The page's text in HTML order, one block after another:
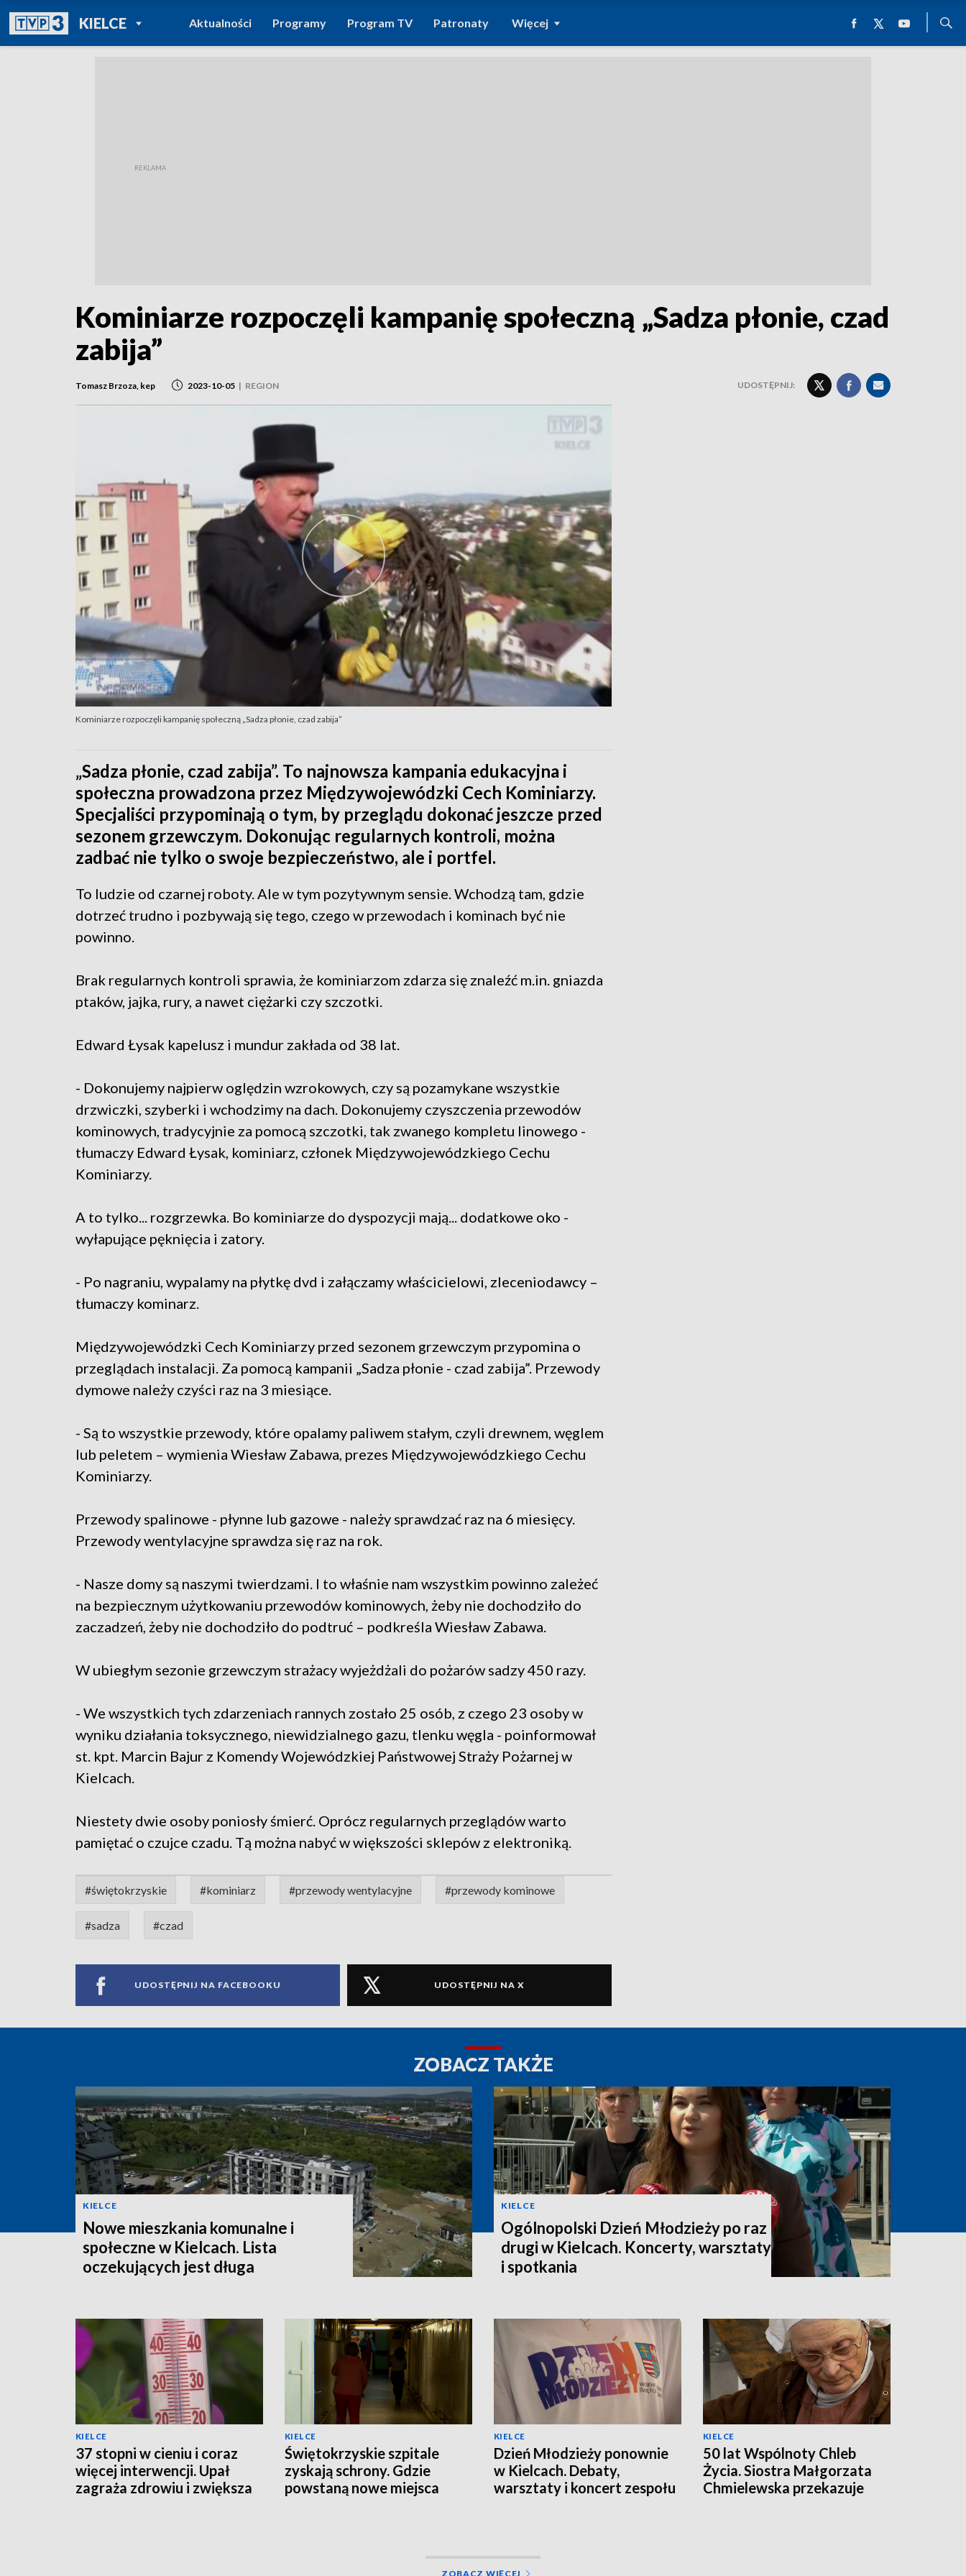
KIELCEPOWRÓT DO
TVP REGIONY
Aktualności Programy Program TV Patronaty Więcej
Kominiarze rozpoczęli kampanię społeczną „Sadza płonie, czad
zabija”
Tomasz Brzoza, kep 2023-10-05 | REGION UDOSTĘPNIJ:
Kominiarze rozpoczęli kampanię społeczną „Sadza płonie, czad zabija”
„Sadza płonie, czad zabija”. To najnowsza kampania edukacyjna i
społeczna prowadzona przez Międzywojewódzki Cech Kominiarzy.
Specjaliści przypominają o tym, by przeglądu dokonać jeszcze przed
sezonem grzewczym. Dokonując regularnych kontroli, można
zadbać nie tylko o swoje bezpieczeństwo, ale i portfel.
To ludzie od czarnej roboty. Ale w tym pozytywnym sensie. Wchodzą tam, gdzie
dotrzeć trudno i pozbywają się tego, czego w przewodach i kominach być nie
powinno.
Brak regularnych kontroli sprawia, że kominiarzom zdarza się znaleźć m.in. gniazda
ptaków, jajka, rury, a nawet ciężarki czy szczotki.
Edward Łysak kapelusz i mundur zakłada od 38 lat.
- Dokonujemy najpierw oględzin wzrokowych, czy są pozamykane wszystkie
drzwiczki, szyberki i wchodzimy na dach. Dokonujemy czyszczenia przewodów
kominowych, tradycyjnie za pomocą szczotki, tak zwanego kompletu linowego -
tłumaczy Edward Łysak, kominiarz, członek Międzywojewódzkiego Cechu
Kominiarzy.
A to tylko... rozgrzewka. Bo kominiarze do dyspozycji mają... dodatkowe oko -
wyłapujące pęknięcia i zatory.
- Po nagraniu, wypalamy na płytkę dvd i załączamy właścicielowi, zleceniodawcy –
tłumaczy kominarz.
Międzywojewódzki Cech Kominiarzy przed sezonem grzewczym przypomina o
przeglądach instalacji. Za pomocą kampanii „Sadza płonie - czad zabija”. Przewody
dymowe należy czyści raz na 3 miesiące.
- Są to wszystkie przewody, które opalamy paliwem stałym, czyli drewnem, węglem
lub peletem – wymienia Wiesław Zabawa, prezes Międzywojewódzkiego Cechu
Kominiarzy.
Przewody spalinowe - płynne lub gazowe - należy sprawdzać raz na 6 miesięcy.
Przewody wentylacyjne sprawdza się raz na rok.
- Nasze domy są naszymi twierdzami. I to właśnie nam wszystkim powinno zależeć
na bezpiecznym użytkowaniu przewodów kominowych, żeby nie dochodziło do
zaczadzeń, żeby nie dochodziło do podtruć – podkreśla Wiesław Zabawa.
W ubiegłym sezonie grzewczym strażacy wyjeżdżali do pożarów sadzy 450 razy.
- We wszystkich tych zdarzeniach rannych zostało 25 osób, z czego 23 osoby w
wyniku działania toksycznego, niewidzialnego gazu, tlenku węgla - poinformował
st. kpt. Marcin Bajur z Komendy Wojewódzkiej Państwowej Straży Pożarnej w
Kielcach.
Niestety dwie osoby poniosły śmierć. Oprócz regularnych przeglądów warto
pamiętać o czujce czadu. Tą można nabyć w większości sklepów z elektroniką.
#świętokrzyskie #kominiarz #przewody wentylacyjne #przewody kominowe
#sadza #czad
UDOSTĘPNIJ NA FACEBOOKU UDOSTĘPNIJ NA X
ZOBACZ TAKŻE
KIELCE
Nowe mieszkania komunalne i
społeczne w Kielcach. Lista
oczekujących jest długa
KIELCE
Ogólnopolski Dzień Młodzieży po raz
drugi w Kielcach. Koncerty, warsztaty
i spotkania
KIELCE
37 stopni w cieniu i coraz
więcej interwencji. Upał
zagraża zdrowiu i zwiększa
KIELCE
Świętokrzyskie szpitale
zyskają schrony. Gdzie
powstaną nowe miejsca
KIELCE
Dzień Młodzieży ponownie
w Kielcach. Debaty,
warsztaty i koncert zespołu
KIELCE
50 lat Wspólnoty Chleb
Życia. Siostra Małgorzata
Chmielewska przekazuje
ZOBACZ WIĘCEJ